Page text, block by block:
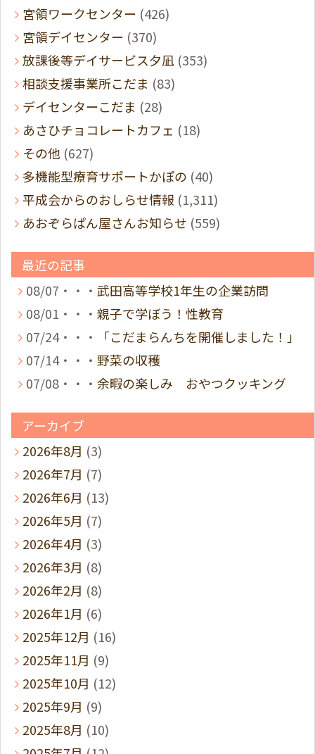
宮領ワークセンター (426)
宮領デイセンター (370)
放課後等デイサービス夕凪 (353)
相談支援事業所こだま (83)
デイセンターこだま (28)
あさひチョコレートカフェ (18)
その他 (627)
多機能型療育サポートかぽの (40)
平成会からのおしらせ情報 (1,311)
あおぞらぱん屋さんお知らせ (559)
最近の記事
08/07・・・ 武田高等学校1年生の企業訪問
08/01・・・ 親子で学ぼう！性教育
07/24・・・
「こだまらんちを開催しました！」
07/14・・・ 野菜の収穫
07/08・・・ 余暇の楽しみ おやつクッキング
アーカイブ
2026年8月 (3)
2026年7月 (7)
2026年6月 (13)
2026年5月 (7)
2026年4月 (3)
2026年3月 (8)
2026年2月 (8)
2026年1月 (6)
2025年12月 (16)
2025年11月 (9)
2025年10月 (12)
2025年9月 (9)
2025年8月 (10)